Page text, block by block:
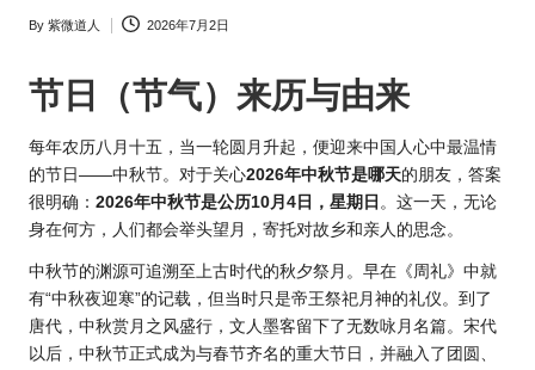
Posted
By 紫微道人 2026年7月2日
节日（节气）来历与由来
每年农历八月十五，当一轮圆月升起，便迎来中国人心中最温情
的节日——中秋节。对于关心2026年中秋节是哪天的朋友，答案
很明确： 2026年中秋节是公历10月4日，星期日 。这一天，无论
身在何方，人们都会举头望月，寄托对故乡和亲人的思念。
中秋节的渊源可追溯至上古时代的秋夕祭月。早在《周礼》中就
有“中秋夜迎寒”的记载，但当时只是帝王祭祀月神的礼仪。到了
唐代，中秋赏月之风盛行，文人墨客留下了无数咏月名篇。宋代
以后，中秋节正式成为与春节齐名的重大节日，并融入了团圆、